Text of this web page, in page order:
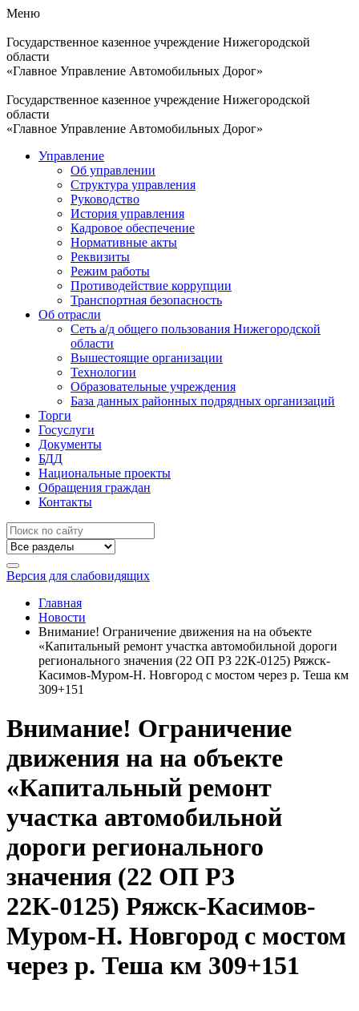
Меню
Государственное казенное учреждение Нижегородской
области
«Главное Управление Автомобильных Дорог»
Государственное казенное учреждение Нижегородской
области
«Главное Управление Автомобильных Дорог»
Управление
Об управлении
Структура управления
Руководство
История управления
Кадровое обеспечение
Нормативные акты
Реквизиты
Режим работы
Противодействие коррупции
Транспортная безопасность
Об отрасли
Сеть а/д общего пользования Нижегородской
области
Вышестоящие организации
Технологии
Образовательные учреждения
База данных районных подрядных организаций
Торги
Госуслуги
Документы
БДД
Национальные проекты
Обращения граждан
Контакты
Версия для слабовидящих
Главная
Новости
Внимание! Ограничение движения на на объекте
«Капитальный ремонт участка автомобильной дороги
регионального значения (22 ОП РЗ 22К-0125) Ряжск-
Касимов-Муром-Н. Новгород с мостом через р. Теша км
309+151
Внимание! Ограничение
движения на на объекте
«Капитальный ремонт
участка автомобильной
дороги регионального
значения (22 ОП РЗ
22К-0125) Ряжск-Касимов-
Муром-Н. Новгород с мостом
через р. Теша км 309+151